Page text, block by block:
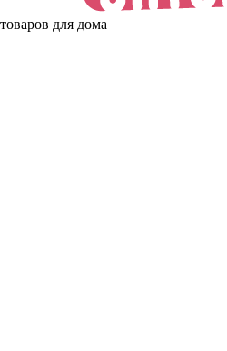
для дома